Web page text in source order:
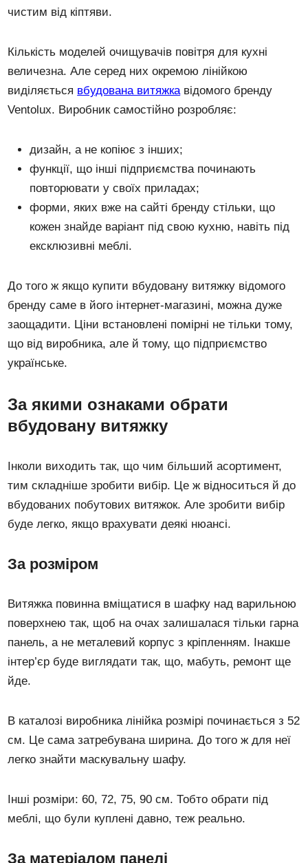
чистим від кіптяви.
Кількість моделей очищувачів повітря для кухні
величезна. Але серед них окремою лінійкою
виділяється вбудована витяжка відомого бренду
Ventolux. Виробник самостійно розробляє:
дизайн, а не копіює з інших;
функції, що інші підприємства починають
повторювати у своїх приладах;
форми, яких вже на сайті бренду стільки, що
кожен знайде варіант під свою кухню, навіть під
ексклюзивні меблі.
До того ж якщо купити вбудовану витяжку відомого
бренду саме в його інтернет-магазині, можна дуже
заощадити. Ціни встановлені помірні не тільки тому,
що від виробника, але й тому, що підприємство
українське.
За якими ознаками обрати
вбудовану витяжку
Інколи виходить так, що чим більший асортимент,
тим складніше зробити вибір. Це ж відноситься й до
вбудованих побутових витяжок. Але зробити вибір
буде легко, якщо врахувати деякі нюансі.
За розміром
Витяжка повинна вміщатися в шафку над варильною
поверхнею так, щоб на очах залишалася тільки гарна
панель, а не металевий корпус з кріпленням. Інакше
інтер’єр буде виглядати так, що, мабуть, ремонт ще
йде.
В каталозі виробника лінійка розмірі починається з 52
см. Це сама затребувана ширина. До того ж для неї
легко знайти маскувальну шафу.
Інші розміри: 60, 72, 75, 90 см. Тобто обрати під
меблі, що були куплені давно, теж реально.
За матеріалом панелі